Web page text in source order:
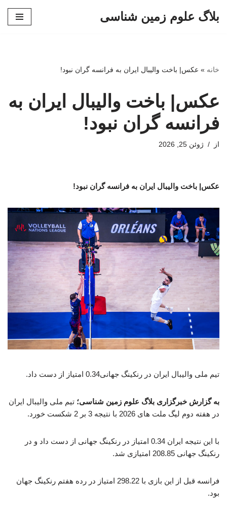
بلاگ علوم زمین شناسی
خانه » عکس| باخت والیبال ایران به فرانسه گران نبود!
عکس| باخت والیبال ایران به
فرانسه گران نبود!
از ژوئن 25, 2026
عکس| باخت والیبال ایران به فرانسه گران نبود!
تیم ملی والیبال ایران در رنکینگ جهانی0.34 امتیاز از دست داد.
به گزارش خبرگزاری بلاگ علوم زمین شناسی؛ تیم ملی والیبال ایران
در هفته دوم لیگ ملت های 2026 با نتیجه 3 بر 2 شکست خورد.
با این نتیجه ایران 0.34 امتیاز در رنکینگ جهانی از دست داد و در
رنکینگ جهانی 208.85 امتیازی شد.
فرانسه قبل از این بازی با 298.22 امتیاز در رده هفتم رنکینگ جهان
بود.